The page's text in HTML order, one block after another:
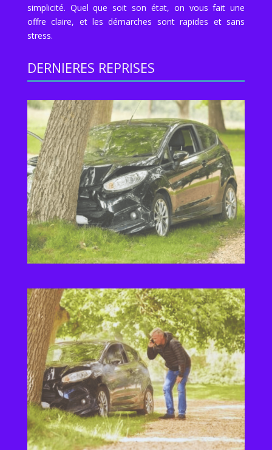
simplicité. Quel que soit son état, on vous fait une
offre claire, et les démarches sont rapides et sans
stress.
DERNIERES REPRISES